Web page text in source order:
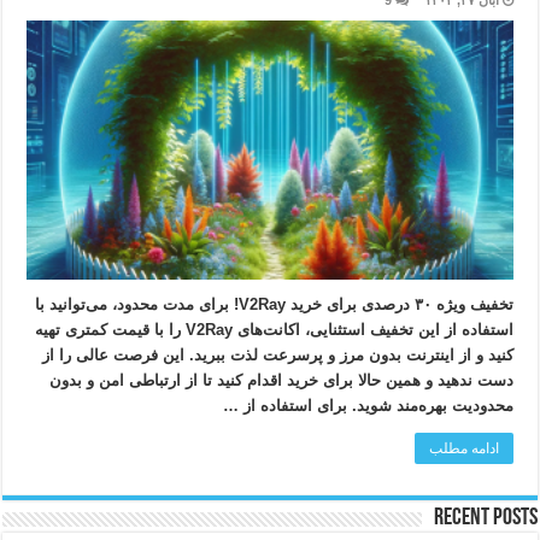
تخفیف ویژه ۳۰ درصدی برای خرید V2Ray! برای مدت محدود، می‌توانید با
استفاده از این تخفیف استثنایی، اکانت‌های V2Ray را با قیمت کمتری تهیه
کنید و از اینترنت بدون مرز و پرسرعت لذت ببرید. این فرصت عالی را از
دست ندهید و همین حالا برای خرید اقدام کنید تا از ارتباطی امن و بدون
محدودیت بهره‌مند شوید. برای استفاده از …
ادامه مطلب
Recent Posts